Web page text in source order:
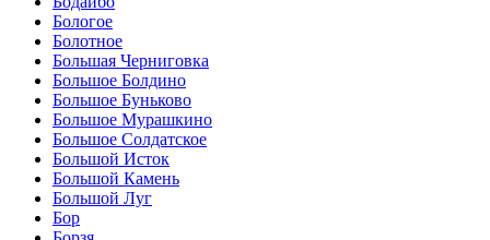
Бологое
Болотное
Большая Черниговка
Большое Болдино
Большое Буньково
Большое Мурашкино
Большое Солдатское
Большой Исток
Большой Камень
Большой Луг
Бор